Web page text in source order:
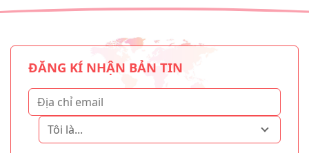
ĐĂNG KÍ NHẬN BẢN TIN
Tôi là...